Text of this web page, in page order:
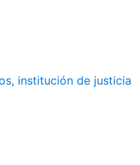
institución de justicia